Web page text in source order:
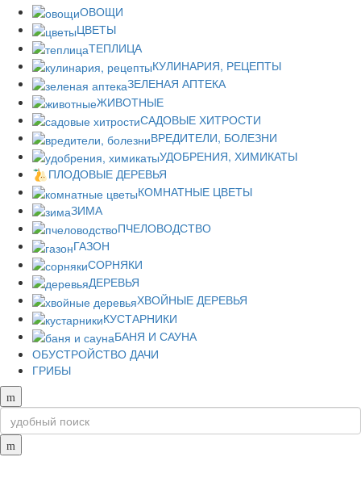
ОВОЩИ
ЦВЕТЫ
ТЕПЛИЦА
КУЛИНАРИЯ, РЕЦЕПТЫ
ЗЕЛЕНАЯ АПТЕКА
ЖИВОТНЫЕ
САДОВЫЕ ХИТРОСТИ
ВРЕДИТЕЛИ, БОЛЕЗНИ
УДОБРЕНИЯ, ХИМИКАТЫ
ПЛОДОВЫЕ ДЕРЕВЬЯ
КОМНАТНЫЕ ЦВЕТЫ
ЗИМА
ПЧЕЛОВОДСТВО
ГАЗОН
СОРНЯКИ
ДЕРЕВЬЯ
ХВОЙНЫЕ ДЕРЕВЬЯ
КУСТАРНИКИ
БАНЯ И САУНА
ОБУСТРОЙСТВО ДАЧИ
ГРИБЫ